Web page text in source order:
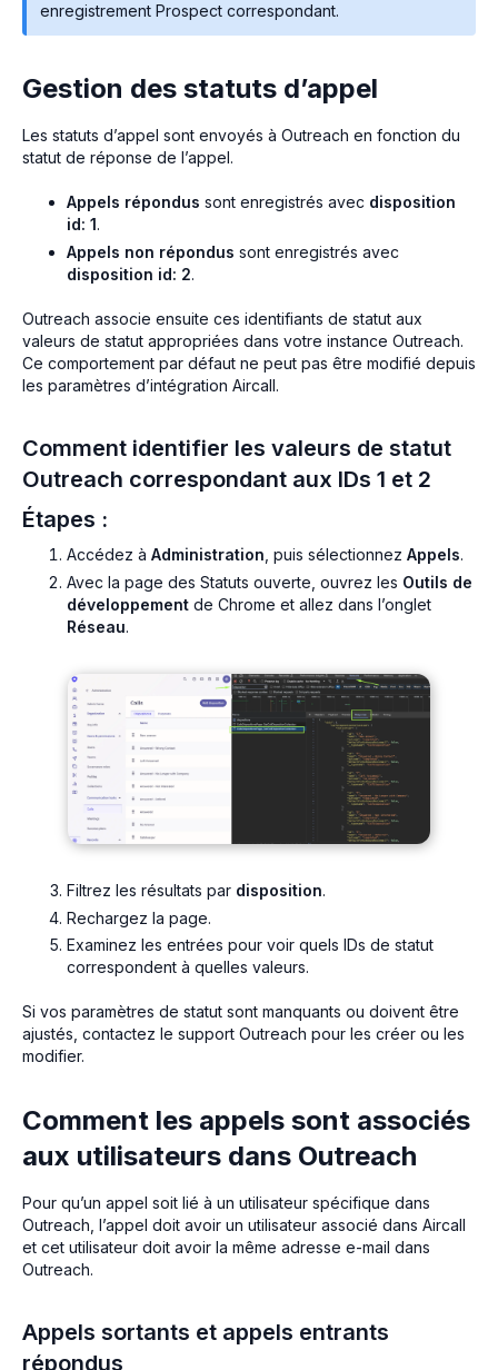
enregistrement Prospect correspondant.
Gestion des statuts d’appel
Les statuts d’appel sont envoyés à Outreach en fonction du
statut de réponse de l’appel.
Appels répondus sont enregistrés avec disposition
id: 1.
Appels non répondus sont enregistrés avec
disposition id: 2.
Outreach associe ensuite ces identifiants de statut aux
valeurs de statut appropriées dans votre instance Outreach.
Ce comportement par défaut ne peut pas être modifié depuis
les paramètres d’intégration Aircall.
Comment identifier les valeurs de statut
Outreach correspondant aux IDs 1 et 2
Étapes :
Accédez à Administration , puis sélectionnez Appels.
Avec la page des Statuts ouverte, ouvrez les Outils de
développement de Chrome et allez dans l’onglet
Réseau.
Filtrez les résultats par disposition.
Rechargez la page.
Examinez les entrées pour voir quels IDs de statut
correspondent à quelles valeurs.
Si vos paramètres de statut sont manquants ou doivent être
ajustés, contactez le support Outreach pour les créer ou les
modifier.
Comment les appels sont associés
aux utilisateurs dans Outreach
Pour qu’un appel soit lié à un utilisateur spécifique dans
Outreach, l’appel doit avoir un utilisateur associé dans Aircall
et cet utilisateur doit avoir la même adresse e-mail dans
Outreach.
Appels sortants et appels entrants
répondus